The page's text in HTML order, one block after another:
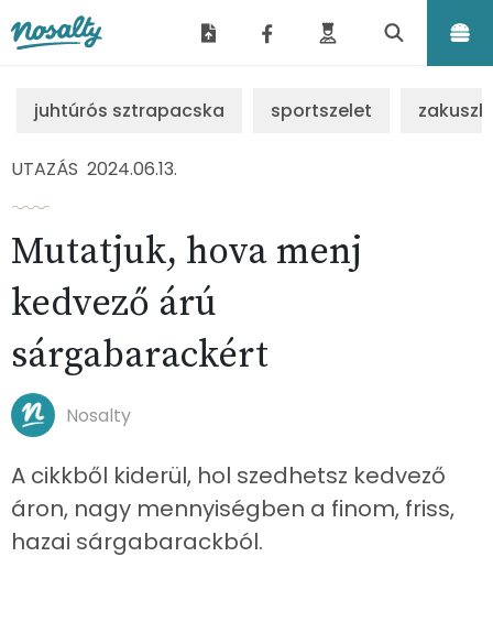
juhtúrós sztrapacska sportszelet
UTAZÁS 2024.06.13.
Mutatjuk, hova menj
kedvező árú
sárgabarackért
Nosalty
A cikkből kiderül, hol szedhetsz kedvező
áron, nagy mennyiségben a finom, friss,
hazai sárgabarackból.